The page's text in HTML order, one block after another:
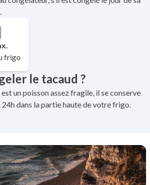
frigo
le tacaud ?
un poisson assez fragile, il se conserve
dans la partie haute de votre frigo.